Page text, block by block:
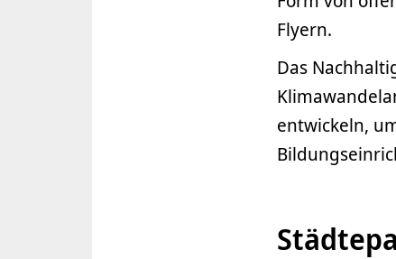
Flyern.
Das
entwickeln,